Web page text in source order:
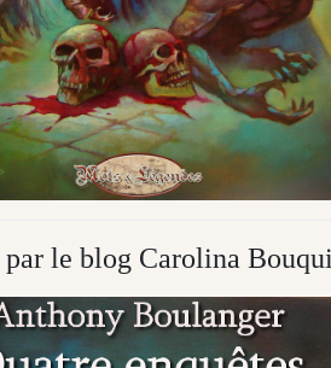
le blog Carolina